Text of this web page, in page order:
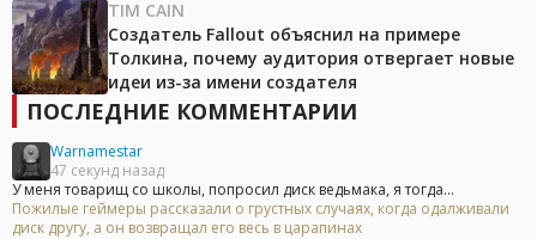
TIM CAIN
Создатель Fallout объяснил на примере
Толкина, почему аудитория отвергает новые
идеи из-за имени создателя
ПОСЛЕДНИЕ КОММЕНТАРИИ
Warnamestar
47 секунд назад
У меня товарищ со школы, попросил диск ведьмака, я тогда...
Пожилые геймеры рассказали о грустных случаях, когда одалживали
диск другу, а он возвращал его весь в царапинах